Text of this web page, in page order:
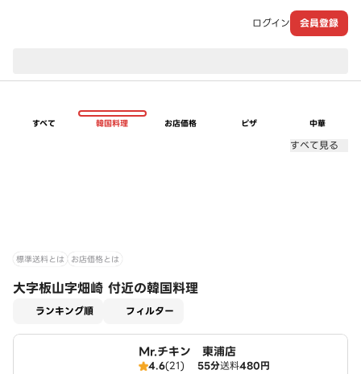
ログイン 会員登録
すべて 韓国料理 お店価格 ピザ 中華
すべて見る
標準送料とは お店価格とは
大字板山字畑崎 付近の韓国料理
ランキング順 フィルター
Mr.チキン 東浦店
4.6(21) 55分送料480円